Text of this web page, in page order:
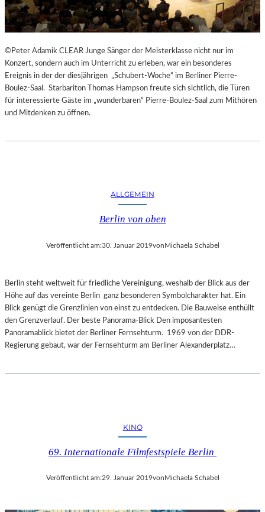
©Peter Adamik CLEAR Junge Sänger der Meisterklasse nicht nur im
Konzert, sondern auch im Unterricht zu erleben, war ein besonderes
Ereignis in der der diesjährigen „Schubert-Woche“ im Berliner Pierre-
Boulez-Saal. Starbariton Thomas Hampson freute sich sichtlich, die Türen
für interessierte Gäste im „wunderbaren“ Pierre-Boulez-Saal zum Mithören
und Mitdenken zu öffnen.
ALLGEMEIN
Berlin von oben
Veröffentlicht am:30. Januar 2019vonMichaela Schabel
Berlin steht weltweit für friedliche Vereinigung, weshalb der Blick aus der
Höhe auf das vereinte Berlin ganz besonderen Symbolcharakter hat. Ein
Blick genügt die Grenzlinien von einst zu entdecken. Die Bauweise enthüllt
den Grenzverlauf. Der beste Panorama-Blick Den imposantesten
Panoramablick bietet der Berliner Fernsehturm. 1969 von der DDR-
Regierung gebaut, war der Fernsehturm am Berliner Alexanderplatz…
KINO
69. Internationale Filmfestspiele Berlin
Veröffentlicht am:29. Januar 2019vonMichaela Schabel